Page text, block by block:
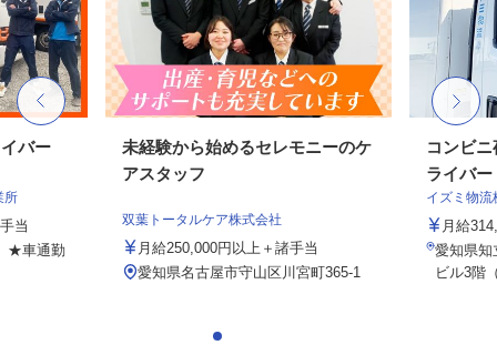
バー
所
当
★車通勤
未経験から始めるセレモニーのケ
アスタッフ
双葉トータルケア株式会社
月給250,000円以上＋諸手当
愛知県名古屋市守山区川宮町365-1
コンビ
ライバー
イズミ物
月給
愛知県
ビル3階